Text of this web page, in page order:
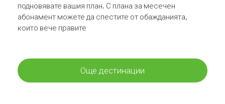
подновявате вашия план. С плана за месечен
абонамент можете да спестите от обажданията,
които вече правите
Още дестинации